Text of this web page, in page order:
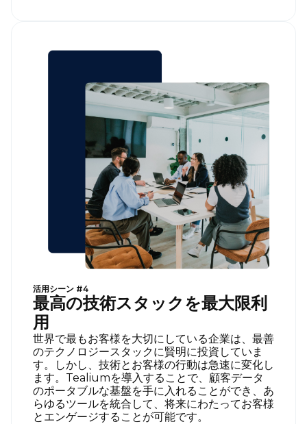
活用シーン #4
最高の技術スタックを最大限利
用
世界で最もお客様を大切にしている企業は、最善
のテクノロジースタックに賢明に投資していま
す。しかし、技術とお客様の行動は急速に変化し
ます。Tealiumを導入することで、顧客データ
のポータブルな基盤を手に入れることができ、あ
らゆるツールを統合して、将来にわたってお客様
とエンゲージすることが可能です。